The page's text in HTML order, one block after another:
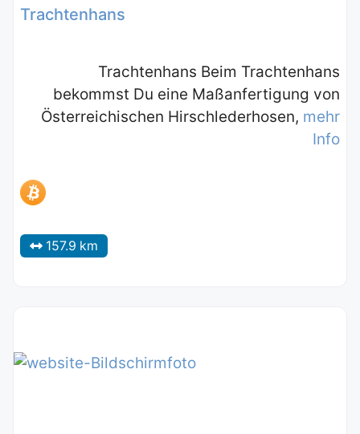
Trachtenhans
Trachtenhans Beim Trachtenhans
bekommst Du eine Maßanfertigung von
Österreichischen Hirschlederhosen, mehr
Info
157.9 km